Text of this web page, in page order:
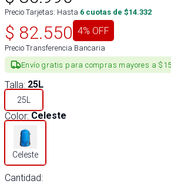
Precio Tarjetas: Hasta 6 cuotas de $14.332
$ 82.550 4% OFF
Precio Transferencia Bancaria
Envío gratis para compras mayores a
Talla: 25L
25L
Color: Celeste
Celeste
Cantidad: